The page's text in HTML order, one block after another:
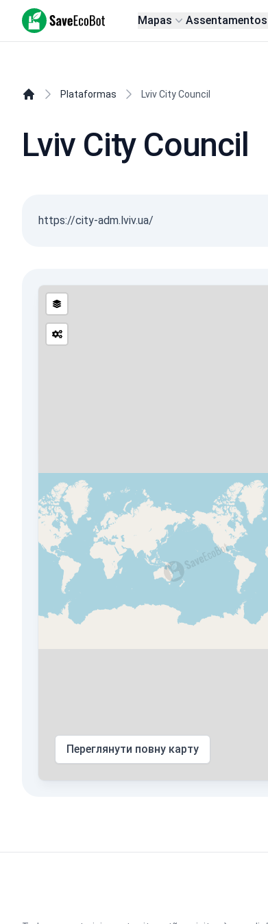
SaveEcoBot Mapas
Plataformas Lviv City Council
Lviv City Council
https://city-adm.lviv.ua/
Переглянути повну карту